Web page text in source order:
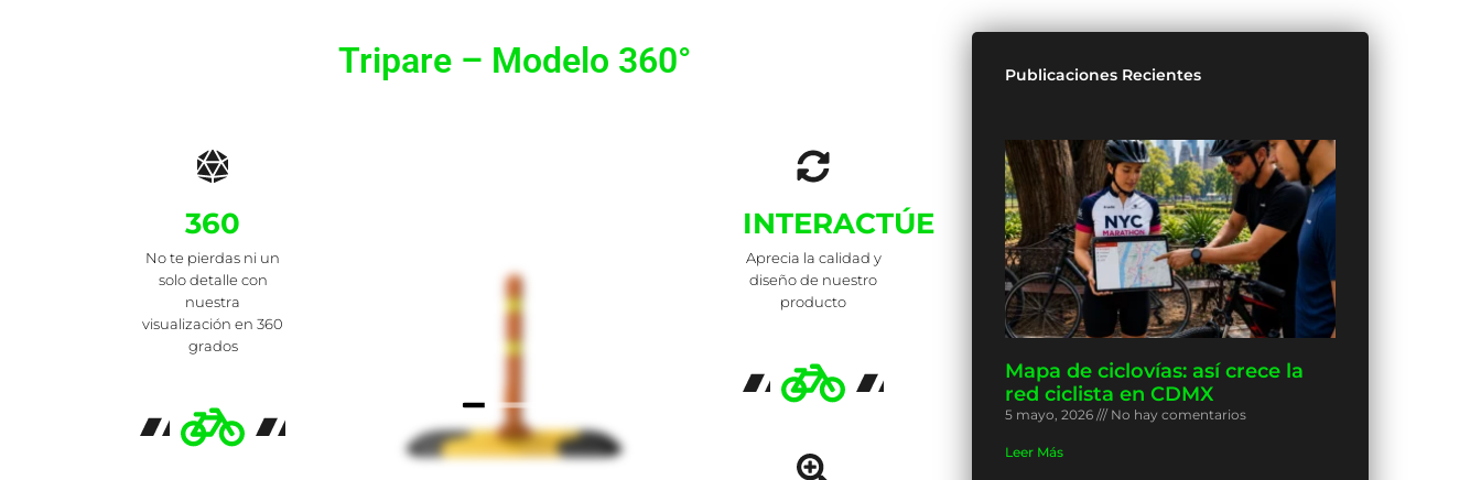
Tripare – Modelo 360°
360
No te pierdas ni un
solo detalle con
nuestra
visualización en 360
grados
INTERACTÚE
Aprecia la calidad y
diseño de nuestro
producto
Publicaciones Recientes
Mapa de ciclovías: así crece la
red ciclista en CDMX
5 mayo, 2026 No hay comentarios
Leer Más